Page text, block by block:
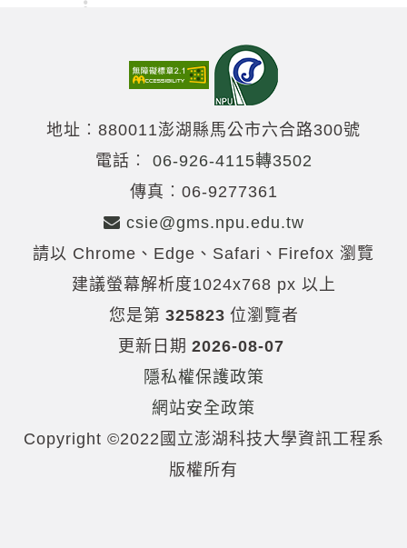
地址︰880011澎湖縣馬公市六合路300號
電話︰ 06-926-4115轉3502
傳真︰06-9277361
csie@gms.npu.edu.tw
請以 Chrome、Edge、Safari、Firefox 瀏覽
建議螢幕解析度1024x768 px 以上
您是第 325823 位瀏覽者
更新日期 2026-08-07
隱私權保護政策
網站安全政策
Copyright ©2022國立澎湖科技大學資訊工程系
版權所有